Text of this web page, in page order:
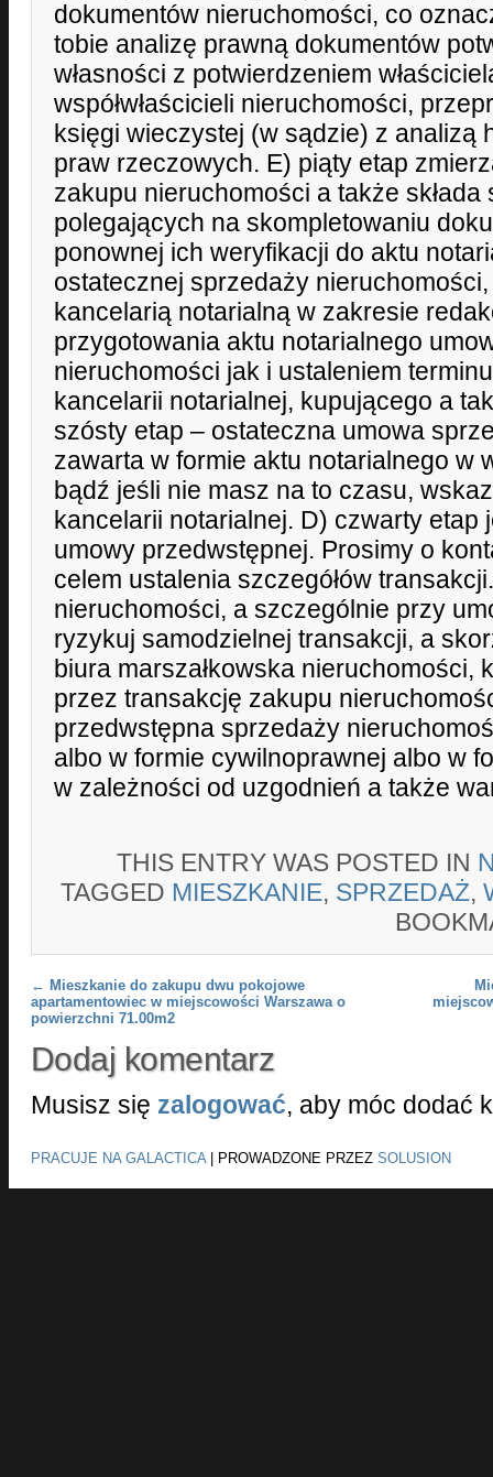
dokumentów nieruchomości, co
tobie analizę prawną dokumentów
własności z potwierdzeniem
współwłaścicieli nieruchomości,
księgi wieczystej (w sądzie) z analizą
praw rzeczowych. E) piąty etap
zakupu nieruchomości a także
polegających na skompletowaniu
ponownej ich weryfikacji do aktu
ostatecznej sprzedaży nieruchomości,
kancelarią notarialną w zakresie
przygotowania aktu notarialnego
nieruchomości jak i ustaleniem
kancelarii notarialnej, kupującego a
szósty etap – ostateczna umowa
zawarta w formie aktu notarialnego w
bądź jeśli nie masz na to czasu,
kancelarii notarialnej. D) czwarty etap
umowy przedwstępnej. Prosimy o
celem ustalenia szczegółów
nieruchomości, a szczególnie przy
ryzykuj samodzielnej transakcji, a
biura marszałkowska nieruchomości,
przez transakcję zakupu
przedwstępna sprzedaży
albo w formie cywilnoprawnej albo w
w zależności od uzgodnień a także
THIS ENTRY WAS POSTED IN
TAGGED MIESZKANIE, SPRZEDAŻ,
Post navigation
← Mieszkanie do zakupu dwu pokojowe
apartamentowiec w miejscowości Warszawa o
powierzchni 71.00m2
Dodaj komentarz
Musisz się zalogować, aby móc dodać
PRACUJE NA GALACTICA| PROWADZONE PRZEZ SOLUSION